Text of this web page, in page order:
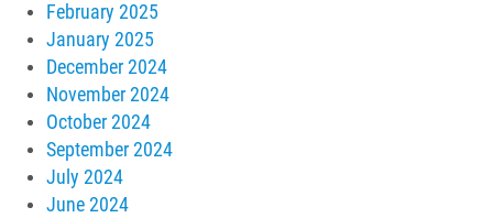
February 2025
January 2025
December 2024
November 2024
October 2024
September 2024
July 2024
June 2024